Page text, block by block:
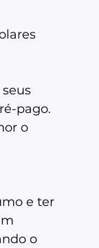
pago.
o
e ter
o